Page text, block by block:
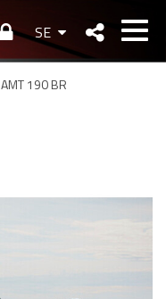
SE
AMT 190 BR